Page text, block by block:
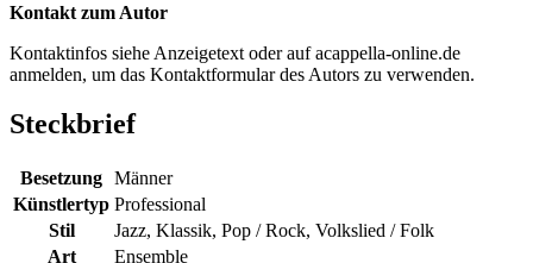
Kontakt zum Autor
Kontaktinfos siehe Anzeigetext oder auf acappella-online.de
anmelden, um das Kontaktformular des Autors zu verwenden.
Steckbrief
Besetzung Männer
Künstlertyp Professional
Stil
Jazz, Klassik, Pop / Rock, Volkslied / Folk
Art
Ensemble